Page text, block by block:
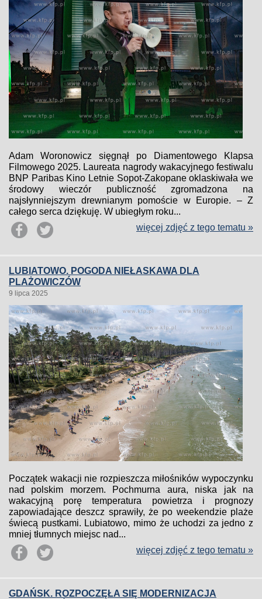
Adam Woronowicz sięgnął po Diamentowego Klapsa
Filmowego 2025. Laureata nagrody wakacyjnego festiwalu
BNP Paribas Kino Letnie Sopot-Zakopane oklaskiwała we
środowy wieczór publiczność zgromadzona na
najsłynniejszym drewnianym pomoście w Europie. – Z
całego serca dziękuję. W ubiegłym roku...
więcej zdjęć z tego tematu »
LUBIATOWO. POGODA NIEŁASKAWA DLA
PLAŻOWICZÓW
9 lipca 2025
Początek wakacji nie rozpieszcza miłośników wypoczynku
nad polskim morzem. Pochmurna aura, niska jak na
wakacyjną porę temperatura powietrza i prognozy
zapowiadające deszcz sprawiły, że po weekendzie plaże
świecą pustkami. Lubiatowo, mimo że uchodzi za jedno z
mniej tłumnych miejsc nad...
więcej zdjęć z tego tematu »
GDAŃSK. ROZPOCZĘŁA SIĘ MODERNIZACJA